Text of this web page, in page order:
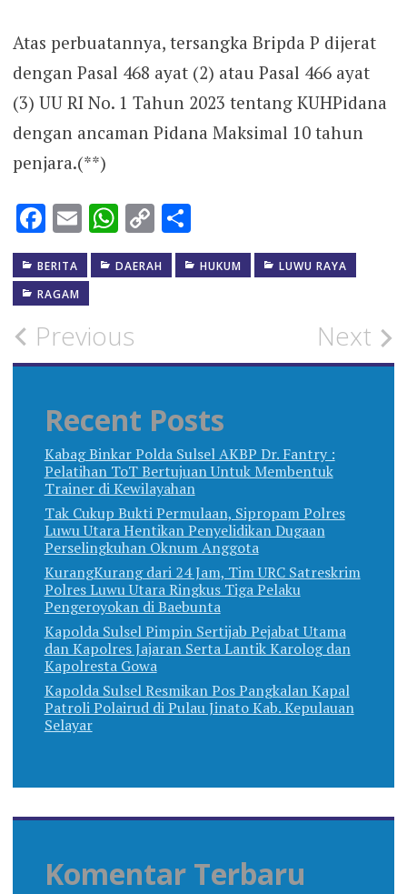
​Atas perbuatannya, tersangka Bripda P dijerat
dengan ​Pasal 468 ayat (2) atau Pasal 466 ayat
(3) UU RI No. 1 Tahun 2023 tentang KUHPidana
dengan ​ancaman Pidana Maksimal 10 tahun
penjara.(**)
Facebook
EmailWhatsApp
Copy
Link
Share
BERITA DAERAH HUKUM
LUWU RAYA
RAGAM
Post
navigation
Previous Next
Recent Posts
Kabag Binkar Polda Sulsel AKBP Dr. Fantry :
Pelatihan ToT Bertujuan Untuk Membentuk
Trainer di Kewilayahan
Tak Cukup Bukti Permulaan, Sipropam Polres
Luwu Utara Hentikan Penyelidikan Dugaan
Perselingkuhan Oknum Anggota
KurangKurang dari 24 Jam, Tim URC Satreskrim
Polres Luwu Utara Ringkus Tiga Pelaku
Pengeroyokan di Baebunta
Kapolda Sulsel Pimpin Sertijab Pejabat Utama
dan Kapolres Jajaran Serta Lantik Karolog dan
Kapolresta Gowa
Kapolda Sulsel Resmikan Pos Pangkalan Kapal
Patroli Polairud di Pulau Jinato Kab. Kepulauan
Selayar
Komentar Terbaru